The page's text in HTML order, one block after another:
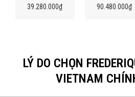
39.280.000₫ 90.480.000₫
LÝ DO CHỌN
VIETNAM